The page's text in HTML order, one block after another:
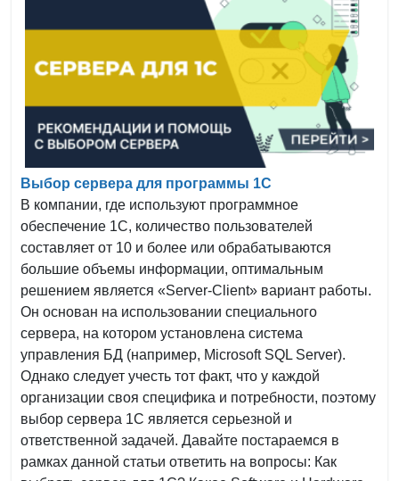
Выбор сервера для программы 1С
В компании, где используют программное
обеспечение 1С, количество пользователей
составляет от 10 и более или обрабатываются
большие объемы информации, оптимальным
решением является «Server-Client» вариант работы.
Он основан на использовании специального
сервера, на котором установлена система
управления БД (например, Microsoft SQL Server).
Однако следует учесть тот факт, что у каждой
организации своя специфика и потребности, поэтому
выбор сервера 1С является серьезной и
ответственной задачей. Давайте постараемся в
рамках данной статьи ответить на вопросы: Как